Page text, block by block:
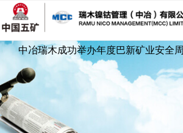
过
内
中冶瑞木成功举办年度巴新矿业安全